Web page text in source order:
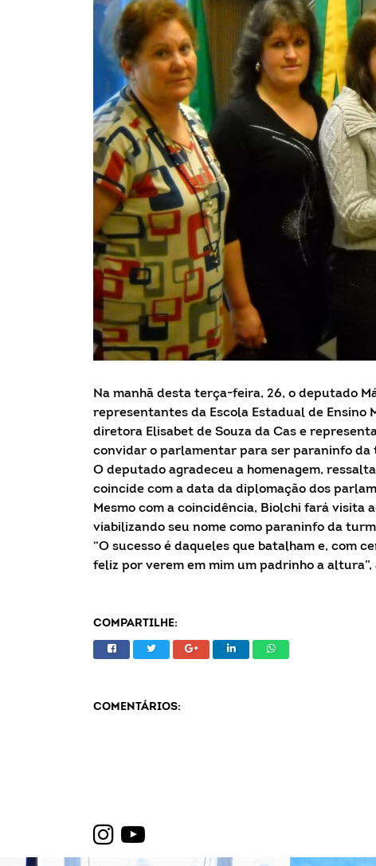
Na manhã desta terça-feira, 26, o deputado
representantes da Escola Estadual de Ensino
diretora Elisabet de Souza da Cas e
convidar o parlamentar para ser paraninfo da
O deputado agradeceu a homenagem,
coincide com a data da diplomação dos
Mesmo com a coincidência, Biolchi fará visita
viabilizando seu nome como paraninfo da
“O sucesso é daqueles que batalham e, com
feliz por verem em mim um padrinho a altura”,
COMPARTILHE:
COMENTÁRIOS: